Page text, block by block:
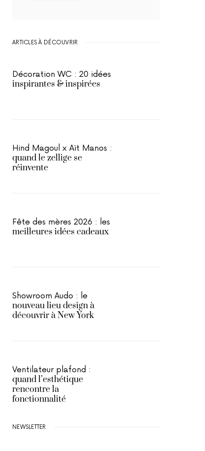
ARTICLES À DÉCOUVRIR
Décoration WC : 20 idées
inspirantes & inspirées
Hind Magoul x Aït Manos :
quand le zellige se
réinvente
Fête des mères 2026 : les
meilleures idées cadeaux
Showroom Audo : le
nouveau lieu design à
découvrir à New York
Ventilateur plafond :
quand l’esthétique
rencontre la
fonctionnalité
NEWSLETTER